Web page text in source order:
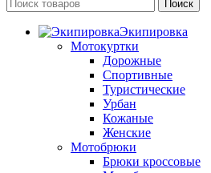
Поиск
Экипировка
Мотокуртки
Дорожные
Спортивные
Туристические
Урбан
Кожаные
Женские
Мотобрюки
Брюки кроссовые